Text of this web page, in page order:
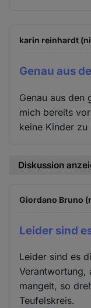
karin reinhardt
Genau aus
Genau aus den
mich bereits
keine Kinder zu
Diskussion
Giordano Bruno
Leider sind
Leider sind es
Verantwortung,
mangelt, so
Teufelskreis.